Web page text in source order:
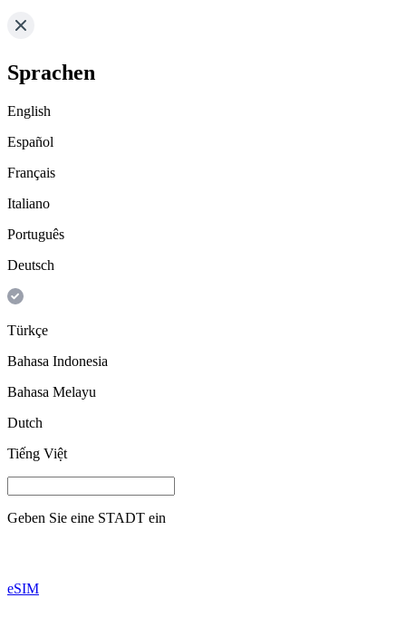
Sprachen
English
Español
Français
Italiano
Português
Deutsch
Türkçe
Bahasa Indonesia
Bahasa Melayu
Dutch
Tiếng Việt
Geben Sie eine STADT ein
eSIM